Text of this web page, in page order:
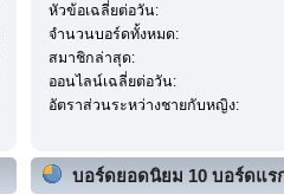
หัวข้อเฉลี่ยต่อวัน:
จำนวนบอร์ดทั้งหมด:
สมาชิกล่าสุด:
ออนไลน์เฉลี่ยต่อวัน:
อัตราส่วนระหว่างชายกับหญิง:
บอร์ดยอดนิยม 10 บอร์ดแร